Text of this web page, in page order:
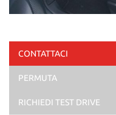
CONTATTACI
PERMUTA
RICHIEDI TEST DRIVE